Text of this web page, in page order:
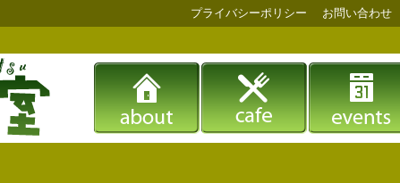
プライバシーポリシー お問い合わせ